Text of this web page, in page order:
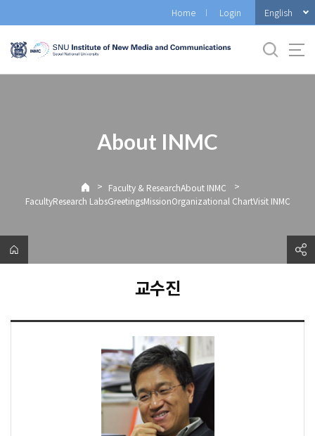
로
메
Home Login English
About INMC
> Faculty & ResearchAbout INMC
>
FacultyResearch LabsGreetingsMissionOrganizational ChartVisit INMC
교수진